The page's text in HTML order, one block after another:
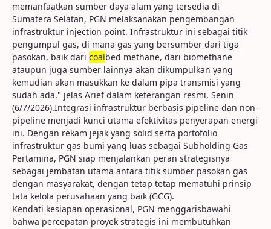
memanfaatkan sumber daya alam yang tersedia di
Sumatera Selatan, PGN melaksanakan pengembangan
infrastruktur injection point. Infrastruktur ini sebagai titik
pengumpul gas, di mana gas yang bersumber dari tiga
pasokan, baik dari coalbed methane, dari biomethane
ataupun juga sumber lainnya akan dikumpulkan yang
kemudian akan masukkan ke dalam pipa transmisi yang
sudah ada," jelas Arief dalam keterangan resmi, Senin
(6/7/2026).Integrasi infrastruktur berbasis pipeline dan non-
pipeline menjadi kunci utama efektivitas penyerapan energi
ini. Dengan rekam jejak yang solid serta portofolio
infrastruktur gas bumi yang luas sebagai Subholding Gas
Pertamina, PGN siap menjalankan peran strategisnya
sebagai jembatan utama antara titik sumber pasokan gas
dengan masyarakat, dengan tetap tetap mematuhi prinsip
tata kelola perusahaan yang baik (GCG).
Kendati kesiapan operasional, PGN menggarisbawahi
bahwa percepatan proyek strategis ini membutuhkan